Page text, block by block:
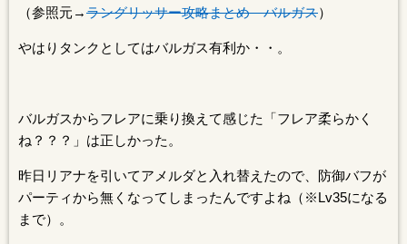
（参照元→ラングリッサー攻略まとめ バルガス）
やはりタンクとしてはバルガス有利か・・。
バルガスからフレアに乗り換えて感じた「フレア柔らかく
ね？？？」は正しかった。
昨日リアナを引いてアメルダと入れ替えたので、防御バフが
パーティから無くなってしまったんですよね（※Lv35になる
まで）。